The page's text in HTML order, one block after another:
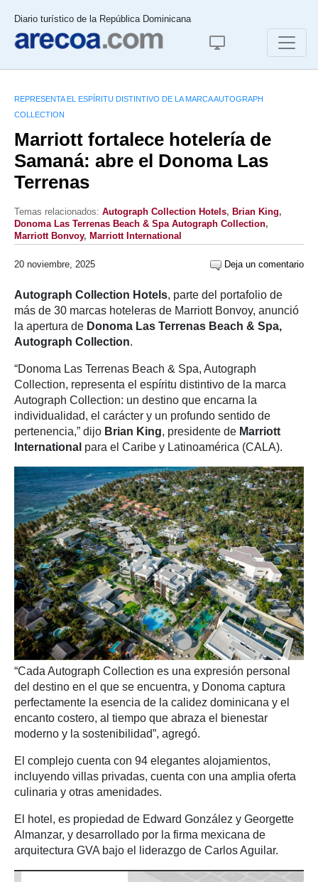
Diario turístico de la República Dominicana
REPRESENTA EL ESPÍRITU DISTINTIVO DE LA MARCA AUTOGRAPH
COLLECTION
Marriott fortalece hotelería de
Samaná: abre el Donoma Las
Terrenas
Temas relacionados: Autograph Collection Hotels, Brian King,
Donoma Las Terrenas Beach & Spa Autograph Collection,
Marriott Bonvoy, Marriott International
20 noviembre, 2025 Deja un comentario
Autograph Collection Hotels, parte del portafolio de
más de 30 marcas hoteleras de Marriott Bonvoy, anunció
la apertura de Donoma Las Terrenas Beach & Spa,
Autograph Collection.
“Donoma Las Terrenas Beach & Spa, Autograph
Collection, representa el espíritu distintivo de la marca
Autograph Collection: un destino que encarna la
individualidad, el carácter y un profundo sentido de
pertenencia,” dijo Brian King, presidente de Marriott
International para el Caribe y Latinoamérica (CALA).
“Cada Autograph Collection es una expresión personal
del destino en el que se encuentra, y Donoma captura
perfectamente la esencia de la calidez dominicana y el
encanto costero, al tiempo que abraza el bienestar
moderno y la sostenibilidad”, agregó.
El complejo cuenta con 94 elegantes alojamientos,
incluyendo villas privadas, cuenta con una amplia oferta
culinaria y otras amenidades.
El hotel, es propiedad de Edward González y Georgette
Almanzar, y desarrollado por la firma mexicana de
arquitectura GVA bajo el liderazgo de Carlos Aguilar.